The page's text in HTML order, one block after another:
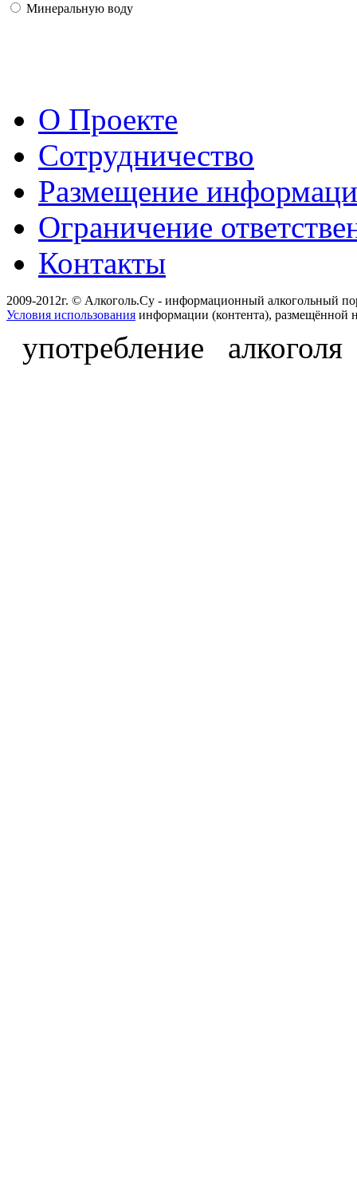
Минеральную воду
О Проекте
Сотрудничество
Размещение
Ограничение
Контакты
2009-2012г. © Алкоголь.Су - информационный алкогольный
Условия использования информации (контента), размещённой
употребление